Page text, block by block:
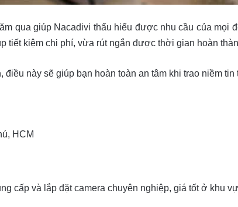
qua giúp Nacadivi thấu hiểu được nhu cầu của mọi
tiết kiệm chi phí, vừa rút ngắn được thời gian hoàn
này sẽ giúp bạn hoàn toàn an tâm khi trao niềm tin
HCM
cấp và lắp đặt camera chuyên nghiệp, giá tốt ở khu